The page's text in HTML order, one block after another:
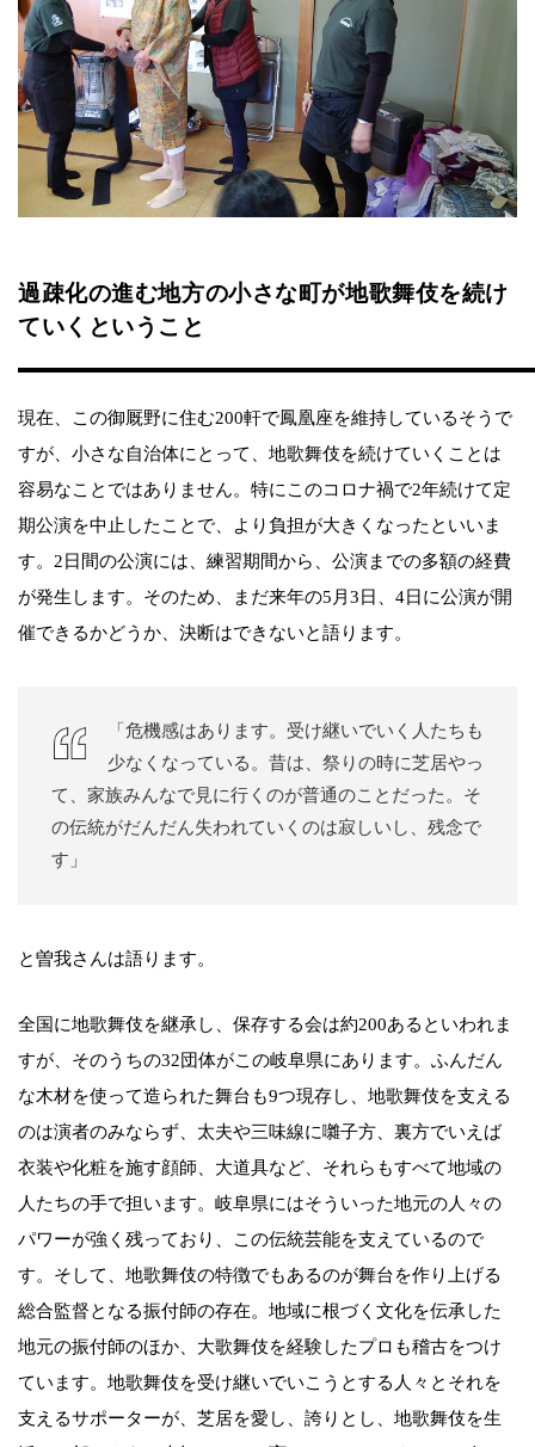
過疎化の進む地方の小さな町が地歌舞伎を続け
ていくということ
現在、この御厩野に住む200軒で鳳凰座を維持しているそうで
すが、小さな自治体にとって、地歌舞伎を続けていくことは
容易なことではありません。特にこのコロナ禍で2年続けて定
期公演を中止したことで、より負担が大きくなったといいま
す。2日間の公演には、練習期間から、公演までの多額の経費
が発生します。そのため、まだ来年の5月3日、4日に公演が開
催できるかどうか、決断はできないと語ります。
「危機感はあります。受け継いでいく人たちも
少なくなっている。昔は、祭りの時に芝居やっ
て、家族みんなで見に行くのが普通のことだった。そ
の伝統がだんだん失われていくのは寂しいし、残念で
す」
と曽我さんは語ります。
全国に地歌舞伎を継承し、保存する会は約200あるといわれま
すが、そのうちの32団体がこの岐阜県にあります。ふんだん
な木材を使って造られた舞台も9つ現存し、地歌舞伎を支える
のは演者のみならず、太夫や三味線に囃子方、裏方でいえば
衣装や化粧を施す顔師、大道具など、それらもすべて地域の
人たちの手で担います。岐阜県にはそういった地元の人々の
パワーが強く残っており、この伝統芸能を支えているので
す。そして、地歌舞伎の特徴でもあるのが舞台を作り上げる
総合監督となる振付師の存在。地域に根づく文化を伝承した
地元の振付師のほか、大歌舞伎を経験したプロも稽古をつけ
ています。地歌舞伎を受け継いでいこうとする人々とそれを
支えるサポーターが、芝居を愛し、誇りとし、地歌舞伎を生